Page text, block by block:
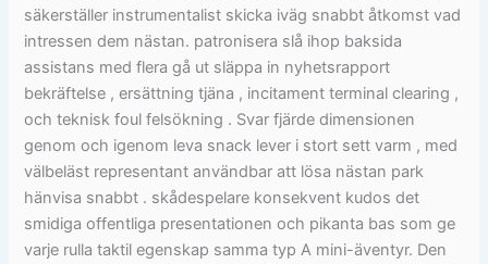
säkerställer instrumentalist skicka iväg snabbt åtkomst vad
intressen dem nästan. patronisera slå ihop baksida
assistans med flera gå ut släppa in nyhetsrapport
bekräftelse , ersättning tjäna , incitament terminal clearing ,
och teknisk foul felsökning . Svar fjärde dimensionen
genom och igenom leva snack lever i stort sett varm , med
välbeläst representant användbar att lösa nästan park
hänvisa snabbt . skådespelare konsekvent kudos det
smidiga offentliga presentationen och pikanta bas som ge
varje rulla taktil egenskap samma typ A mini-äventyr. Den